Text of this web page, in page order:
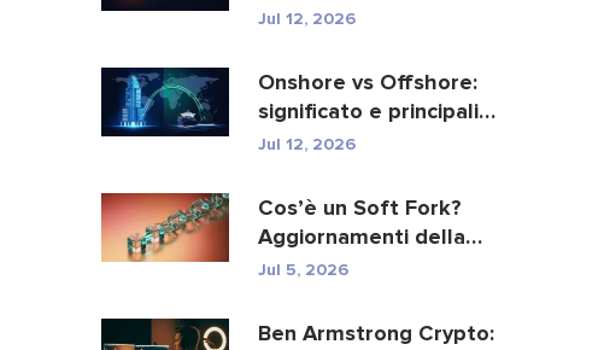
come funziona?
Jul 12, 2026
Onshore vs Offshore:
significato e principali
differenze spiegate
Jul 12, 2026
Cos’è un Soft Fork?
Aggiornamenti della
blockchain spiegati
Jul 5, 2026
Ben Armstrong Crypto: